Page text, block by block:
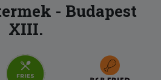
- Budapest
XIII.